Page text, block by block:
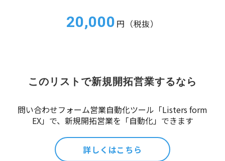
20,000 円（税抜）
このリストで新規開拓営業するなら
問い合わせフォーム営業自動化ツール「Listers form
EX」で、新規開拓営業を「自動化」できます
詳しくはこちら